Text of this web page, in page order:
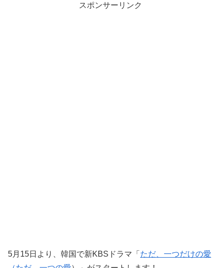
スポンサーリンク
5月15日より、韓国で新KBSドラマ「 ただ、一つだけの愛